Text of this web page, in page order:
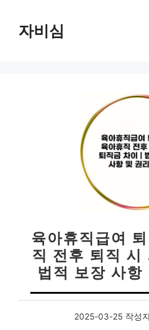
자비심
육아휴직급여
직 전후 퇴직 시
법적 보장 사항
2025-03-25 작성